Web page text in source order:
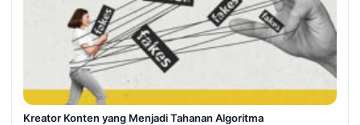
Kreator Konten yang Menjadi Tahanan Algoritma